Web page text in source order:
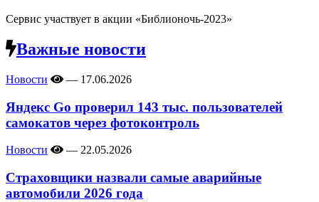
Сервис участвует в акции «Библионочь-2023»
Важные новости
Новости — 17.06.2026
Яндекс Go проверил 143 тыс. пользователей
самокатов через фотоконтроль
Новости — 22.05.2026
Страховщики назвали самые аварийные
автомобили 2026 года